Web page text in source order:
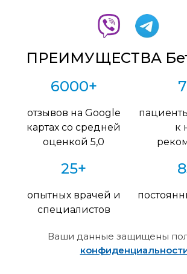
ПРЕИМУЩЕСТВА
6000+
отзывов на Google
картах со средней
оценкой 5,0
к
25+
опытных врачей и
специалистов
Ваши данные защищены